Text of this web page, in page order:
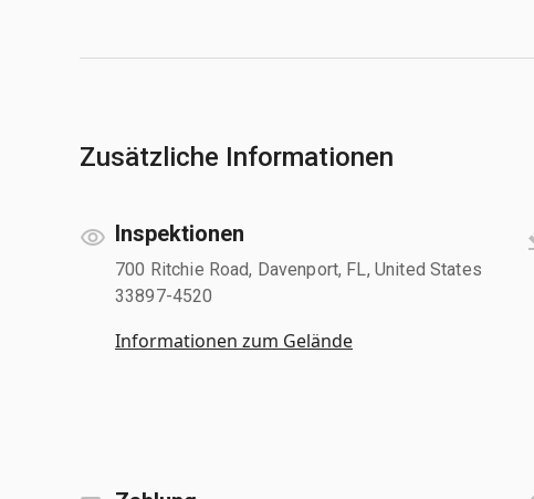
Zusätzliche Informationen
Inspektionen
700 Ritchie Road, Davenport, FL, United States
33897-4520
Informationen zum Gelände